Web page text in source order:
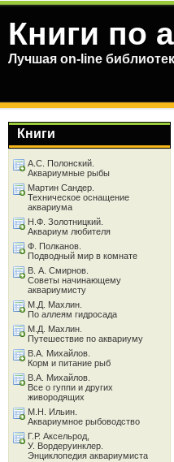
Книги по
Лучшая on-line
Книги
А.С. Полонский.
Аквариумные рыбы
Мартин Сандер.
Техническое оснащение
аквариума
Н.Ф. Золотницкий.
Аквариум любителя
Ф. Полканов.
Подводный мир в комнате
В. А. Смирнов.
Советы начинающему
аквариумисту
М.Д. Махлин.
По аллеям гидросада
М.Д. Махлин.
Путешествие по аквариуму
В.А. Михайлов.
Корм и питание рыб
В.А. Михайлов.
Все о гуппи и других
живородящих
М.Н. Ильин.
Аквариумное рыбоводство
Г.Р. Аксельрод,
У. Вордеруинклер.
Энциклопедия аквариумиста